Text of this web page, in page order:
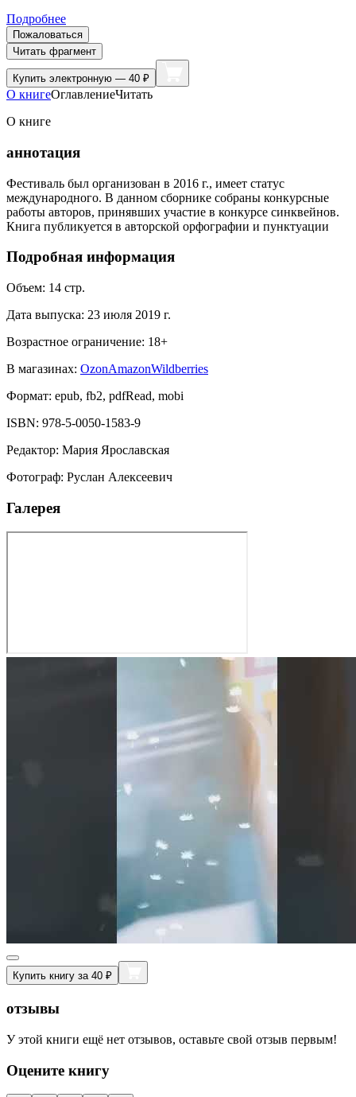
Подробнее
Пожаловаться
Читать фрагмент
Купить электронную — 40 ₽
О книгеОглавлениеЧитать
О книге
аннотация
Фестиваль был организован в 2016 г., имеет статус
международного. В данном сборнике собраны конкурсные
работы авторов, принявших участие в конкурсе синквейнов.
Книга публикуется в авторской орфографии и пунктуации
Подробная информация
Объем: 14 стр.
Дата выпуска: 23 июля 2019 г.
Возрастное ограничение: 18+
В магазинах: OzonAmazonWildberries
Формат: epub, fb2, pdfRead, mobi
ISBN: 978-5-0050-1583-9
Редактор: Мария Ярославская
Фотограф: Руслан Алексеевич
Галерея
Купить книгу за 40 ₽
отзывы
У этой книги ещё нет отзывов, оставьте свой отзыв первым!
Оцените книгу